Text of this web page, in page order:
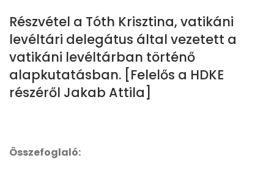
Részvétel a Tóth Krisztina, vatikáni
levéltári delegátus által vezetett a
vatikáni levéltárban történő
alapkutatásban. [Felelős a HDKE
részéről Jakab Attila]
Összefoglaló: